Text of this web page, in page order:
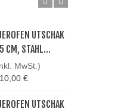
UTSCHAK
CM, STAHL...
MwSt.)
€
UTSCHAK